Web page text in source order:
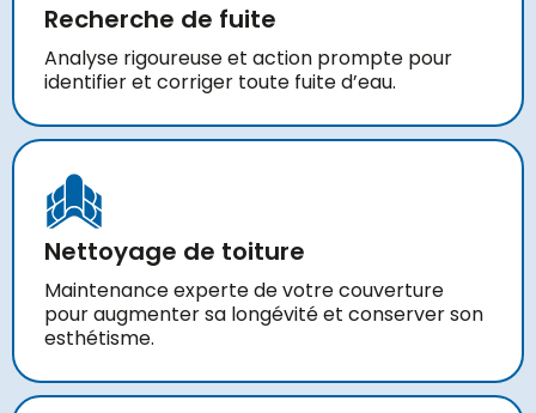
Recherche de fuite
Analyse rigoureuse et action prompte pour
identifier et corriger toute fuite d’eau.
Nettoyage de toiture
Maintenance experte de votre couverture
pour augmenter sa longévité et conserver son
esthétisme.